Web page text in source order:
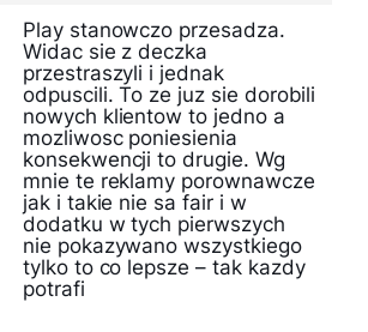
Play stanowczo przesadza.
Widac sie z deczka
przestraszyli i jednak
odpuscili. To ze juz sie dorobili
nowych klientow to jedno a
mozliwosc poniesienia
konsekwencji to drugie. Wg
mnie te reklamy porownawcze
jak i takie nie sa fair i w
dodatku w tych pierwszych
nie pokazywano wszystkiego
tylko to co lepsze – tak kazdy
potrafi